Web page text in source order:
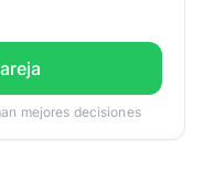
mejores decisiones